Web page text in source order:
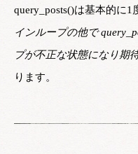
query_posts()は基本的に1
インループの他で
プが不正な状態になり期
ります。